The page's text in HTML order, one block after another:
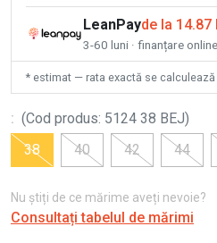
LeanPayde la 14.87
3-60 luni · finanțare online
* estimat — rata exactă se
: (Cod produs: 5124 38 BEJ)
38
40 42 44
Nu știți de ce mărime aveți nevoie?
Consultați tabelul de mărimi